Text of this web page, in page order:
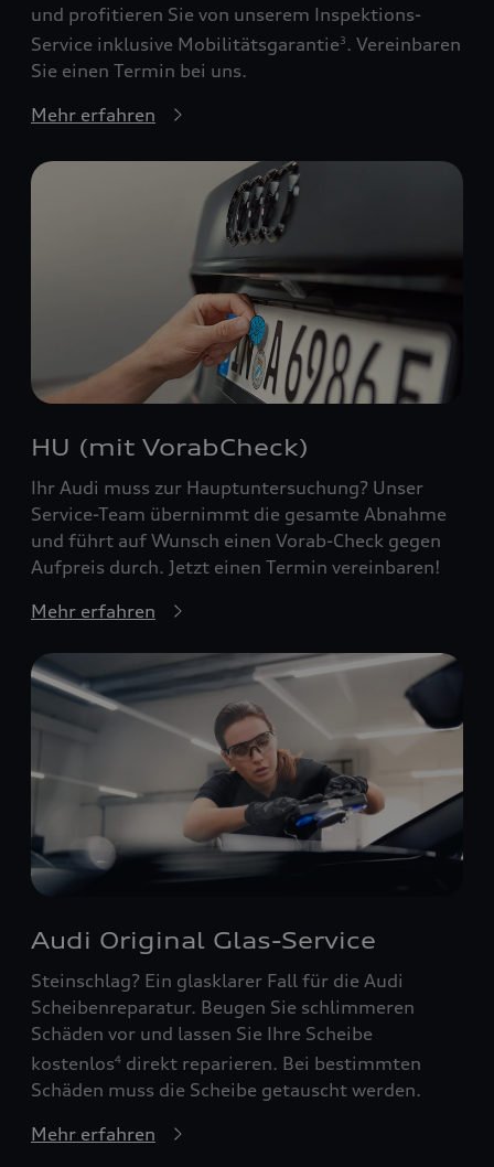
und profitieren Sie von unserem Inspektions-
Service inklusive Mobilitätsgarantie3 . Vereinbaren
Sie einen Termin bei uns.
Mehr erfahren
HU (mit VorabCheck)
Ihr Audi muss zur Hauptuntersuchung? Unser
Service-Team übernimmt die gesamte Abnahme
und führt auf Wunsch einen Vorab-Check gegen
Aufpreis durch. Jetzt einen Termin vereinbaren!
Mehr erfahren
Audi Original Glas-Service
Steinschlag? Ein glasklarer Fall für die Audi
Scheibenreparatur. Beugen Sie schlimmeren
Schäden vor und lassen Sie Ihre Scheibe
kostenlos4 direkt reparieren. Bei bestimmten
Schäden muss die Scheibe getauscht werden.
Mehr erfahren